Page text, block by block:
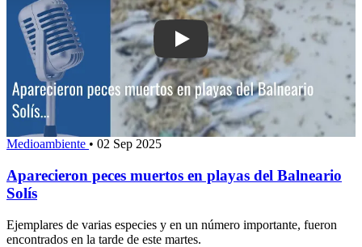
Play: Aparecieron peces muertos en
Medioambiente • 02 Sep 2025
Aparecieron peces muertos en playas del Balneario
Solís
Ejemplares de varias especies y en un número importante, fueron
encontrados en la tarde de este martes.